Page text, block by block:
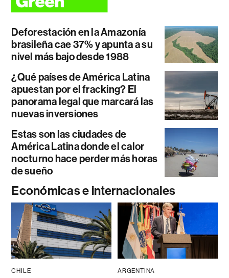
Deforestación en la Amazonía
brasileña cae 37% y apunta a su
nivel más bajo desde 1988
¿Qué países de América Latina
apuestan por el fracking? El
panorama legal que marcará las
nuevas inversiones
Estas son las ciudades de
América Latina donde el calor
nocturno hace perder más horas
de sueño
Económicas e internacionales
CHILE ARGENTINA